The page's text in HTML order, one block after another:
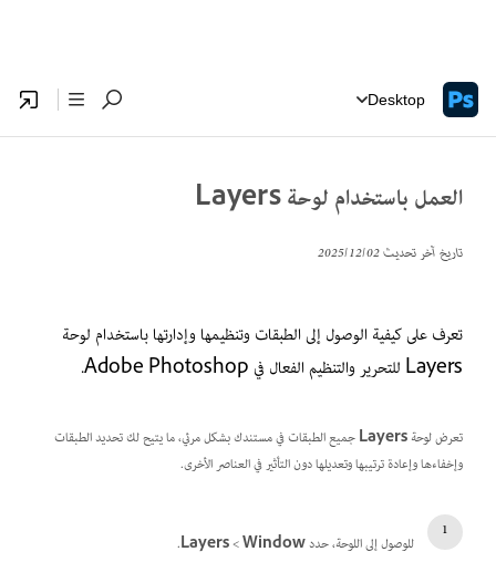
Desktop
العمل باستخدام لوحة Layers
تاريخ آخر تحديث02‏/12‏/2025
تعرف على كيفية الوصول إلى الطبقات وتنظيمها وإدارتها باستخدام لوحة
Layers للتحرير والتنظيم الفعال في Adobe Photoshop.
تعرض لوحةLayersجميع الطبقات في مستندك بشكل مرئي، ما يتيح لك تحديد الطبقات
وإخفاءها وإعادة ترتيبها وتعديلها دون التأثير في العناصر الأخرى.
للوصول إلى اللوحة، حددWindow
>
.